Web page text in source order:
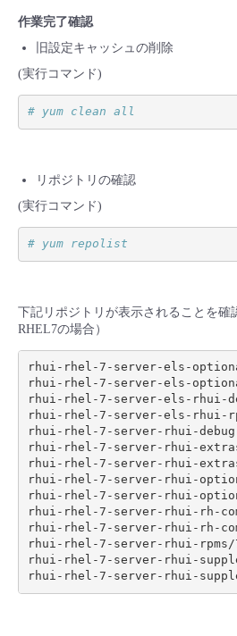
作業完了確認
旧設定キャッシュの削除
(実行コマンド)
# yum clean all
リポジトリの確認
(実行コマンド)
# yum repolist
下記リポジトリが表示されることを確
RHEL7の場合）
rhui-rhel-7-server-els-
rhui-rhel-7-server-els-
rhui-rhel-7-server-els-rhui-
rhui-rhel-7-server-els-rhui-
rhui-rhel-7-server-rhui-debug-
rhui-rhel-7-server-rhui-
rhui-rhel-7-server-rhui-
rhui-rhel-7-server-rhui-
rhui-rhel-7-server-rhui-
rhui-rhel-7-server-rhui-rh-
rhui-rhel-7-server-rhui-rh-
rhui-rhel-7-server-rhui-rpms/
rhui-rhel-7-server-rhui-